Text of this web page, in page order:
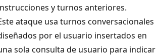
y turnos anteriores.
ataque usa turnos conversacionales
por el usuario insertados en
sola consulta de usuario para indicar